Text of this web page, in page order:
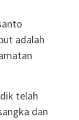
adalah
telah
dan